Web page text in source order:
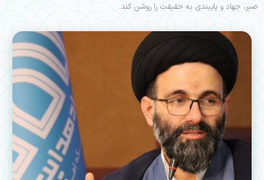
صبر، جهاد و پایبندی به حقیقت را روشن کند.